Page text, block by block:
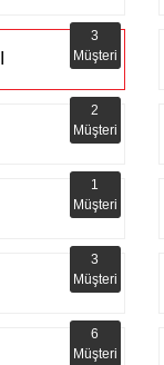
3
Müşteri
2
Müşteri
1
Müşteri
3
Müşteri
6
Müşteri